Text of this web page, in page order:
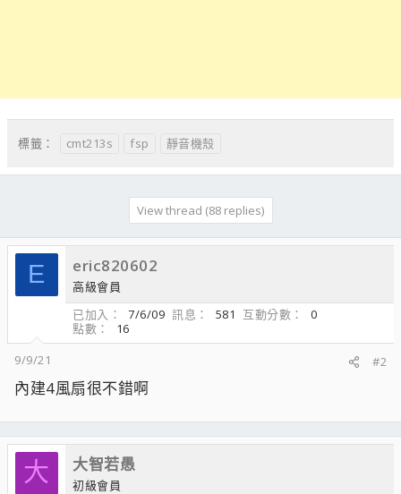
標籤： cmt213s fsp 靜音機殼
View thread (88 replies)
E eric820602
高級會員
已加入
7/6/09 訊息 581 互動分數
0
點數
16
9/9/21
#2
內建4風扇很不錯啊
大 大智若愚
初級會員